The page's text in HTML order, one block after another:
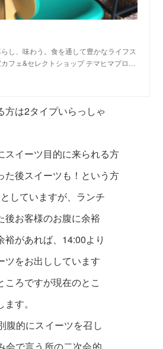
し、味わう。食を通して豊かなライフス
フェ&セレクトショップ テマヒマプロ…
方は2タイプいらっしゃ
イーツ目的に来られる方
後スイーツも！という方
していますが、ランチ
後お客様のお腹に余裕
裕があれば、14:00より
ツをお出ししています
ころですが現在のとこ
す。
腹的にスイーツを召し
会で言う所の二次会的